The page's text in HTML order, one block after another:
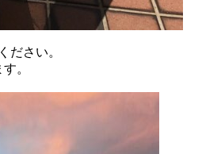
ださい。
。